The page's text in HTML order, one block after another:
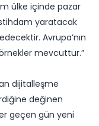
ülke içinde pazar
yaratacak
Avrupa’nın
mevcuttur.”
dijitalleşme
değinen
geçen gün yeni